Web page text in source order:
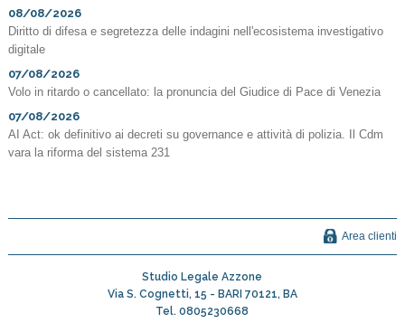
08/08/2026
Diritto di difesa e segretezza delle indagini nell'ecosistema investigativo
digitale
07/08/2026
Volo in ritardo o cancellato: la pronuncia del Giudice di Pace di Venezia
07/08/2026
AI Act: ok definitivo ai decreti su governance e attività di polizia. Il Cdm
vara la riforma del sistema 231
Area clienti
Studio Legale Azzone
Via S. Cognetti, 15 - BARI 70121, BA
Tel.0805230668